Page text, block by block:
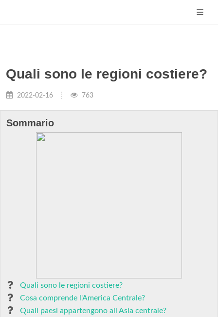
Quali sono le regioni costiere?
2022-02-16 763
Sommario
Quali sono le regioni costiere?
Cosa comprende l'America Centrale?
Quali paesi appartengono all Asia centrale?